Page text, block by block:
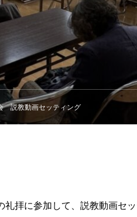
説教動画セッティング
拝に参加して、説教動画セ